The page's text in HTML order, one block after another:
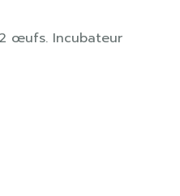
œufs. Incubateur